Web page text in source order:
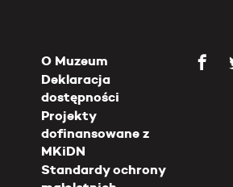
O Muzeum
Deklaracja
dostępności
Projekty
dofinansowane z
MKiDN
Standardy ochrony